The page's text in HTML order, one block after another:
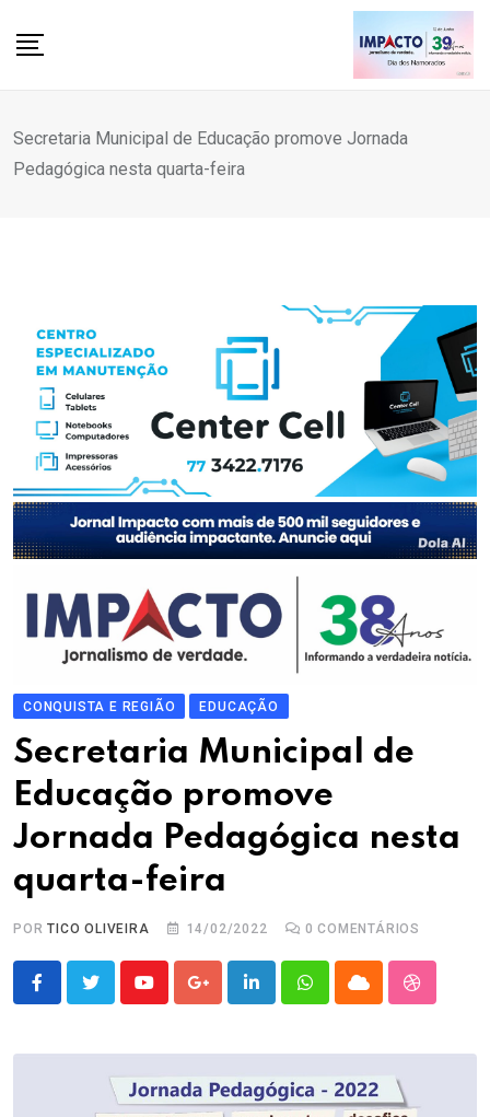
Secretaria Municipal de Educação promove Jornada
Pedagógica nesta quarta-feira
CONQUISTA E REGIÃO EDUCAÇÃO
Secretaria Municipal de
Educação promove
Jornada Pedagógica nesta
quarta-feira
PORTICO OLIVEIRA 14/02/2022 0 COMENTÁRIOS
YoutubeGoogle+LinkedInWhatsappCloud